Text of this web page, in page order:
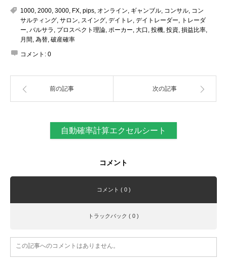
1000 2000 3000 FX pips オンライン ギャンブル コンサル コン
サルティング サロン スイング デイトレ デイトレーダー
トレーダ
ー バルサラ プロスペクト理論 ポーカー 大口 投機 投資 損益比率
月間 為替 破産確率
コメント: 0
前の記事 次の記事
自動確率計算エクセルシート
コメント
コメント ( 0 )
トラックバック ( 0 )
この記事へのコメントはありません。